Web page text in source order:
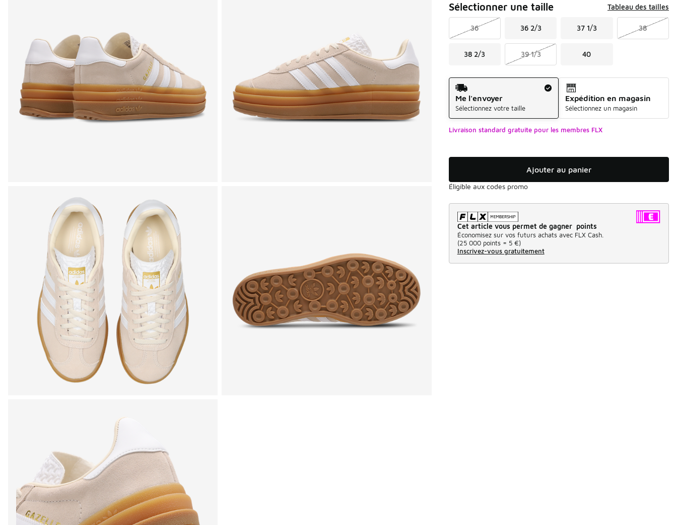
Sélectionner une taille Tableau des tailles
36 36 2/3 37 1/3 38
38 2/3 39 1/3 40
Mode d'expédition
Me l'envoyer
Sélectionnez votre taille
Expédition en magasin
Sélectionnez un magasin
Livraison standard gratuite pour les membres FLX
Ajouter au panier
Éligible aux codes promo
Cet article vous permet de gagner points
Économisez sur vos futurs achats avec FLX Cash.
(25 000 points = 5 €)
Inscrivez-vous gratuitement